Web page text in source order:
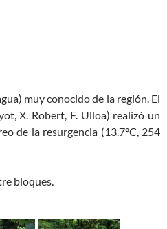
muy conocido de la región. El
X. Robert, F. Ulloa) realizó un
de la resurgencia (13.7°C, 254
bloques.